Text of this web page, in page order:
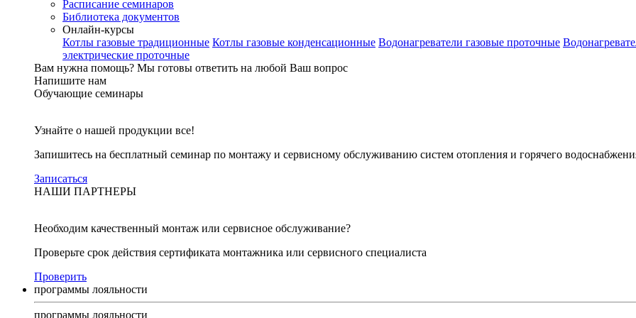
Расписание семинаров
Библиотека документов
Онлайн-курсы
Котлы газовые традиционные Котлы газовые конденсационные Водонагреватели газовые проточные
электрические проточные
Вам нужна помощь? Мы готовы ответить на любой Ваш вопрос
Напишите нам
Обучающие семинары
Узнайте о нашей продукции все!
Запишитесь на бесплатный семинар по монтажу и сервисному обслуживанию систем отопления и горячего
Записаться
НАШИ ПАРТНЕРЫ
Необходим качественный монтаж или сервисное обслуживание?
Проверьте срок действия сертификата монтажника или сервисного специалиста
Проверить
программы лояльности
программы лояльности